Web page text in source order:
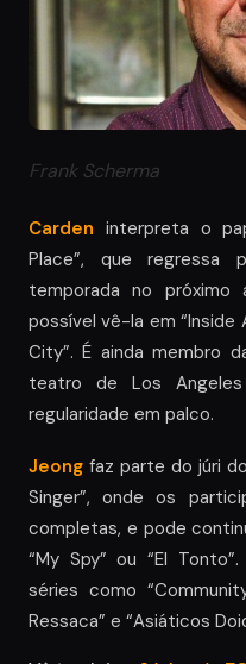
Frank Scherma
Carden interpreta o
Place”, que
temporada no próximo
possível vê-la em “Inside
City”. É ainda membro
teatro de Los
regularidade em palco.
Jeong faz parte do júri
Singer”, onde os
completas, e pode
“My Spy” ou “El
séries como
Ressaca” e “Asiáticos